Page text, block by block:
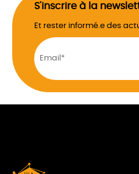
S'inscrire à la
Et rester informé.e des